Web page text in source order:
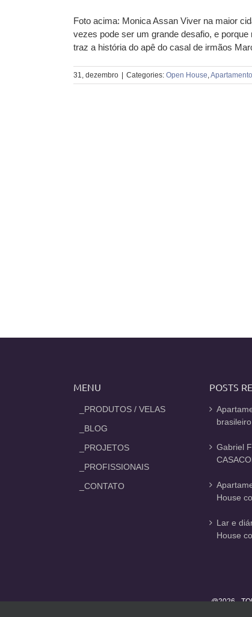
Foto acima: Monica Assan Viver na maior
vezes pode ser um grande desafio, e
traz a história do apê do casal de irmãos
31, dezembro Categories: Open House,
MENU
_PRODUTOS / VELAS
_BLOG
_PROJETOS
_PROFISSIONAIS
_CONTATO
POSTS
Gabriel
House
Lar e
House
@2026 -